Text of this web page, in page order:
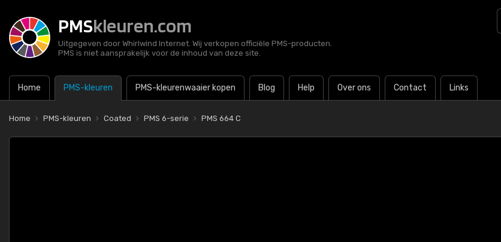
PMSkleuren.com
Uitgegeven door Whirlwind Internet. Wij verkopen officiële PMS-producten.
PMS is niet aansprakelijk voor de inhoud van deze site.
Home PMS-kleuren PMS-kleurenwaaier kopen Blog Help Over ons Contact Links
Home PMS-kleuren Coated PMS 6-serie PMS 664 C